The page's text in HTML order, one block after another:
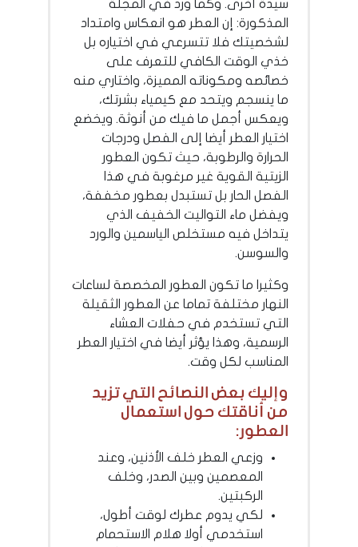
سيدة أخرى. وكما ورد في المجلة
المذكورة: إن العطر هو انعكاس وامتداد
لشخصيتك فلا تتسرعي في اختياره بل
خذي الوقت الكافي للتعرف على
خصائصه ومكوناته المميزة، واختاري منه
ما ينسجم ويتحد مع كيمياء بشرتك،
ويعكس أجمل ما فيك من أنوثة. ويخضع
اختيار العطر أيضا إلى الفصل ودرجات
الحرارة والرطوبة، حيث تكون العطور
الزيتية القوية غير مرغوبة في هذا
الفصل الحار بل تستبدل بعطور مخففة،
ويفضل ماء التواليت الخفيف الذي
يتداخل فيه مستخلص الياسمين والورد
والسوسن.
وكثيرا ما تكون العطور المخصصة لساعات
النهار مختلفة تماما عن العطور الثقيلة
التي تستخدم في حفلات العشاء
الرسمية، وهذا يؤثر أيضا في اختيار العطر
المناسب لكل وقت.
وإليك بعض النصائح التي تزيد
من أناقتك حول استعمال
العطور:
وزعي العطر خلف الأذنين، وعند
المعصمين وبين الصدر، وخلف
الركبتين.
لكي يدوم عطرك لوقت أطول،
استخدمي أولا هلام الاستحمام